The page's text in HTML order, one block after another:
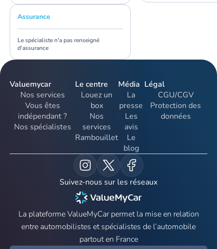
Assurance
Le spécialiste n'a pas renseigné
d'assurance
Valuemycar
Nos services
Vous êtes
indépendant ?
Nos spécialistes
Le centre
Louez un
box
Nos
services
Rambouillet
Média
La
presse
Les
avis
Le
blog
Légal
CGU/CGV
Protection des
données
Suivez-nous sur les réseaux
La plateforme ValueMyCar permet la mise en relation
entre automobilistes et spécialistes de l’automobile
partout en France